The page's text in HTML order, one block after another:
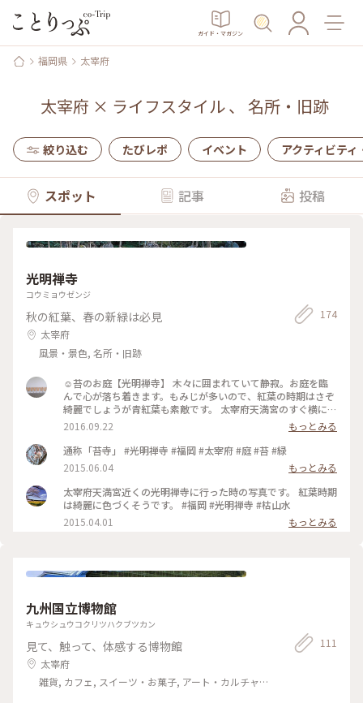
ガイド・マガジン
福岡県 太宰府
太宰府 × ライフスタイル、 名所・旧跡
絞り込む たびレポ イベント アクティビティ
スポット 記事 投稿
光明禅寺
コウミョウゼンジ
秋の紅葉、春の新緑は必見
太宰府
風景・景色, 名所・旧跡
174
☺︎苔のお庭【光明禅寺】 木々に囲まれていて静寂。お庭を臨
んで心が落ち着きます。もみじが多いので、紅葉の時期はさぞ
綺麗でしょうが青紅葉も素敵です。 太宰府天満宮のすぐ横にあ
りますが、人は少なく穴場です。 ただ写真撮影は禁止なんで
す…お庭だけ撮ってもいいですか？と受付の方に聞くと、海外
の観光客のマナーが悪くて禁止にしたとのこと。3枚だけね♪
と今回は許して頂きました。 心に刻むのが一番ですね。 #こと
りっぷ福岡 #庭園 #寺 #太宰府 #福岡
2016.09.22
もっとみる
通称「苔寺」 #光明禅寺 #福岡 #太宰府 #庭 #苔 #緑
2015.06.04
もっとみる
太宰府天満宮近くの光明禅寺に行った時の写真です。 紅葉時期
は綺麗に色づくそうです。 #福岡 #光明禅寺 #枯山水
2015.04.01
もっとみる
九州国立博物館
キュウシュウコクリツハクブツカン
見て、触って、体感する博物館
太宰府
雑貨, カフェ, スイーツ・お菓子, アート・カルチャー,
111